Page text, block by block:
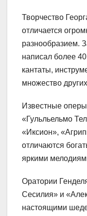
Творчество
отличается
разнообразием.
написал более
кантаты,
множество
Известные
«Гульльельмо
«Иксион»,
отличаются
яркими
Оратории
Сесилия» и
настоящими